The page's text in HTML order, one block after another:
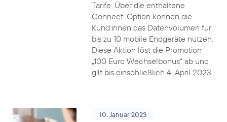
Tarife: Über die enthaltene
Connect-Option können die
Kund:innen das Datenvolumen für
bis zu 10 mobile Endgeräte nutzen.
Diese Aktion löst die Promotion
„100 Euro Wechselbonus“ ab und
gilt bis einschließlich 4. April 2023.
10. Januar 2023